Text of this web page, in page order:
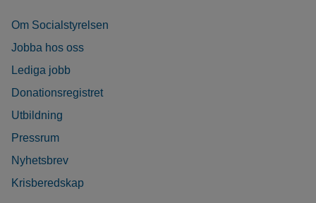
Om Socialstyrelsen
Jobba hos oss
Lediga jobb
Donationsregistret
Utbildning
Pressrum
Nyhetsbrev
Krisberedskap